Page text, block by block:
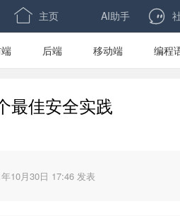
 主页 AI助手
后端 移动端 编程
最佳安全实践
10月30日 17:46 发表